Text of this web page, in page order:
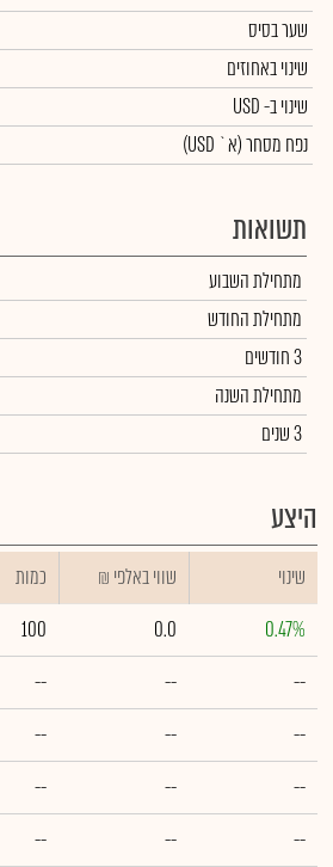
שער בסיס
שינוי באחוזים
שינויב- USD
נפח מסחר(א` USD)
תשואות
מתחילת השבוע
מתחילת החודש
3 חודשים
מתחילת השנה
3 שנים
היצע
שינוי ₪ שווי באלפי כמות
0.47%
0.0
100
--
--
--
--
--
--
--
--
--
--
--
--